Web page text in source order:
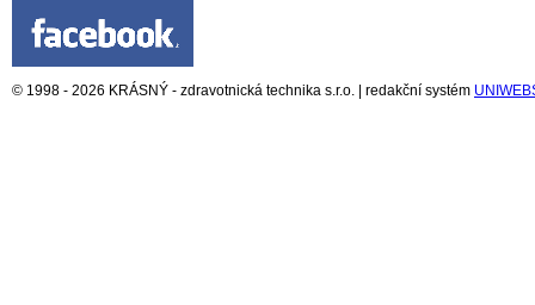
© 1998 - 2026 KRÁSNÝ - zdravotnická technika s.r.o. | redakční systém